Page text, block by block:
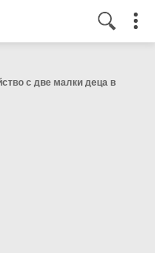
с две малки деца в